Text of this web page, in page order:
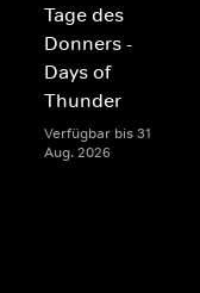
Tage des
Donners -
Days of
Thunder
Verfügbar bis 31
Aug. 2026